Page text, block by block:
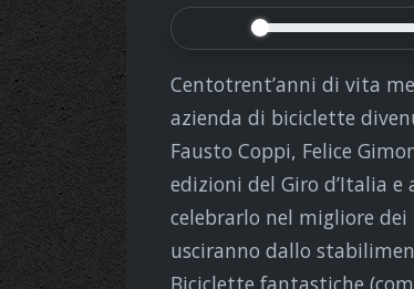
Centotrent’anni di vita
azienda di biciclette
Fausto Coppi, Felice
edizioni del Giro d’Italia
celebrarlo nel migliore
usciranno dallo
Biciclette fantastiche